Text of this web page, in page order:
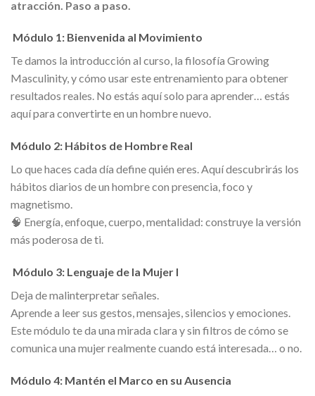
atracción. Paso a paso.
Módulo 1: Bienvenida al Movimiento
Te damos la introducción al curso, la filosofía Growing
Masculinity, y cómo usar este entrenamiento para obtener
resultados reales. No estás aquí solo para aprender… estás
aquí para convertirte en un hombre nuevo.
Módulo 2: Hábitos de Hombre Real
Lo que haces cada día define quién eres. Aquí descubrirás los
hábitos diarios de un hombre con presencia, foco y
magnetismo.
🧠 Energía, enfoque, cuerpo, mentalidad: construye la versión
más poderosa de ti.
Módulo 3: Lenguaje de la Mujer I
Deja de malinterpretar señales.
Aprende a leer sus gestos, mensajes, silencios y emociones.
Este módulo te da una mirada clara y sin filtros de cómo se
comunica una mujer realmente cuando está interesada… o no.
Módulo 4: Mantén el Marco en su Ausencia